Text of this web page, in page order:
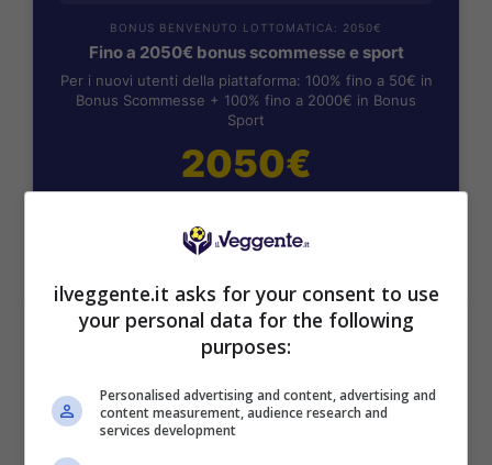
BONUS BENVENUTO LOTTOMATICA: 2050€
Fino a 2050€ bonus scommesse e sport
Per i nuovi utenti della piattaforma: 100% fino a 50€ in
Bonus Scommesse + 100% fino a 2000€ in Bonus
Sport
2050€
SNAI
Bonus Benvenuto Sport: fino a 1.000€
ilveggente.it asks for your consent to use
your personal data for the following
purposes:
Personalised advertising and content, advertising and
content measurement, audience research and
services development